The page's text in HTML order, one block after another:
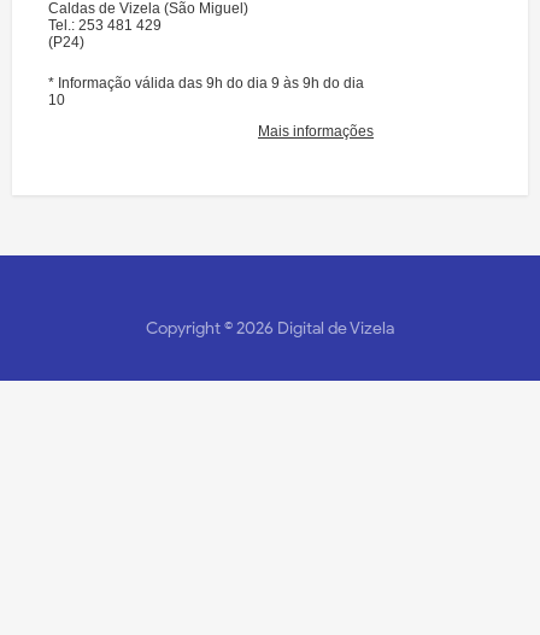
Copyright ©2026 Digital de Vizela